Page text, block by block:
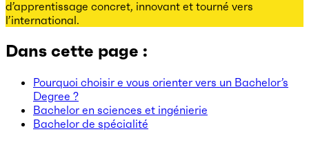
d’apprentissage concret, innovant et tourné vers
l’international.
Dans cette page :
Pourquoi choisir e vous orienter vers un Bachelor’s
Degree ?
Bachelor en sciences et ingénierie
Bachelor de spécialité